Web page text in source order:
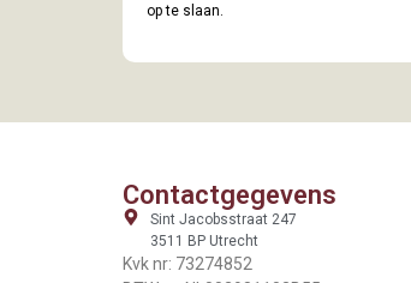
op te slaan.
Contactgegevens
Sint Jacobsstraat 247
3511 BP Utrecht
Kvk nr: 73274852